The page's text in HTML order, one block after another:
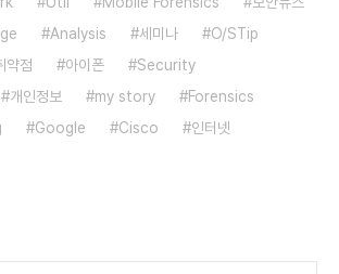
Analysis 세미나
O/STip
약점 아이폰
Security
개인정보 my story
Forensics
Google Cisco 인터넷